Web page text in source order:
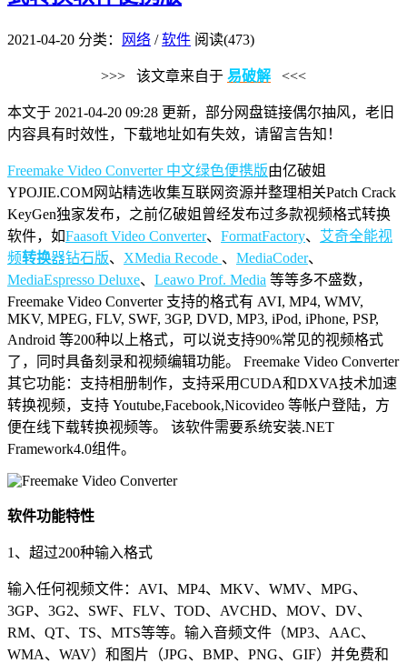
2021-04-20 分类： 网络 /软件 阅读(473)
>>> 该文章来自于 易破解 <<<
本文于 2021-04-20 09:28 更新，部分网盘链接偶尔抽风，老旧
内容具有时效性，下载地址如有失效，请留言告知！
Freemake Video Converter 中文绿色便携版由亿破姐
YPOJIE.COM网站精选收集互联网资源并整理相关Patch Crack
KeyGen独家发布，之前亿破姐曾经发布过多款视频格式转换
软件，如Faasoft Video Converter、 FormatFactory、 艾奇全能视
频转换器钻石版、 XMedia Recode 、 MediaCoder、
MediaEspresso Deluxe、 Leawo Prof. Media 等等多不盛数，
Freemake Video Converter 支持的格式有 AVI, MP4, WMV,
MKV, MPEG, FLV, SWF, 3GP, DVD, MP3, iPod, iPhone, PSP,
Android 等200种以上格式，可以说支持90%常见的视频格式
了，同时具备刻录和视频编辑功能。 Freemake Video Converter
其它功能：支持相册制作，支持采用CUDA和DXVA技术加速
转换视频，支持 Youtube,Facebook,Nicovideo 等帐户登陆，方
便在线下载转换视频等。 该软件需要系统安装.NET
Framework4.0组件。
软件功能特性
1、超过200种输入格式
输入任何视频文件：AVI、MP4、MKV、WMV、MPG、
3GP、3G2、SWF、FLV、TOD、AVCHD、MOV、DV、
RM、QT、TS、MTS等等。输入音频文件（MP3、AAC、
WMA、WAV）和图片（JPG、BMP、PNG、GIF）并免费和